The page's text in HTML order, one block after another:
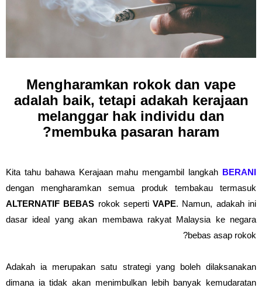
Mengharamkan rokok dan vape
adalah baik, tetapi adakah kerajaan
melanggar hak individu dan
membuka pasaran haram?
Kita tahu bahawa Kerajaan mahu mengambil langkah BERANI
dengan mengharamkan semua produk tembakau termasuk
ALTERNATIF BEBAS rokok sepertiVAPE. Namun, adakah ini
dasar ideal yang akan membawa rakyat Malaysia ke negara
bebas asap rokok?
Adakah ia merupakan satu strategi yang boleh dilaksanakan
dimana ia tidak akan menimbulkan lebih banyak kemudaratan